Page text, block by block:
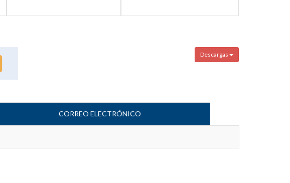
Descargas
CORREO ELECTRÓNICO